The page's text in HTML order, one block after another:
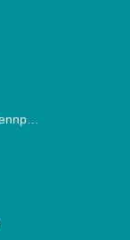
Hartes Deutschland - Leben Im Brennpunkt